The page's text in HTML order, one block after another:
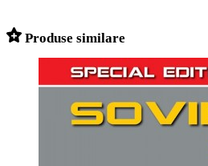
Produse similare